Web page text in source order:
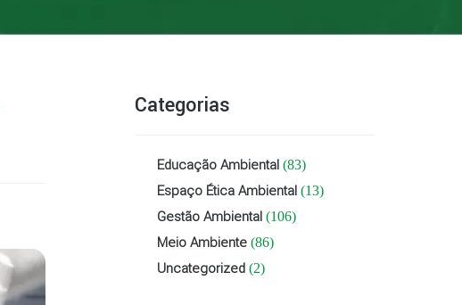
Categorias
Educação Ambiental (83)
Espaço Ética Ambiental (13)
Gestão Ambiental (106)
Meio Ambiente (86)
Uncategorized (2)